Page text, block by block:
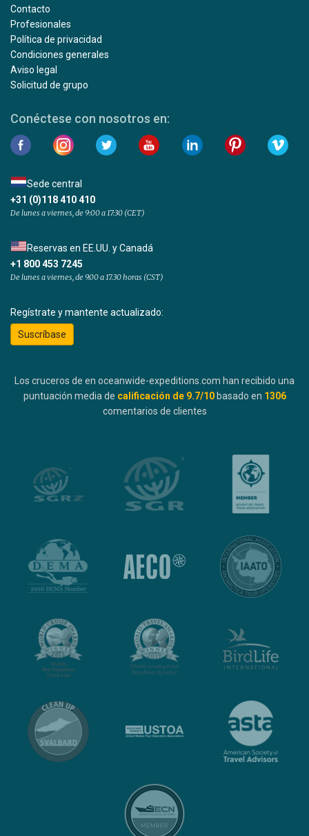
Contacto
Profesionales
Política de privacidad
Condiciones generales
Aviso legal
Solicitud de grupo
Conéctese con nosotros en:
Sede central
+31 (0)118 410 410
De lunes a viernes, de 9:00 a 17:30 (CET)
Reservas en EE.UU. y Canadá
+1 800 453 7245
De lunes a viernes, de 9.00 a 17.30 horas (CST)
Regístrate y mantente actualizado:
Suscríbase
Los cruceros de en oceanwide-expeditions.com han recibido una
puntuación media de calificación de 9.7/10 basado en 1306
comentarios de clientes